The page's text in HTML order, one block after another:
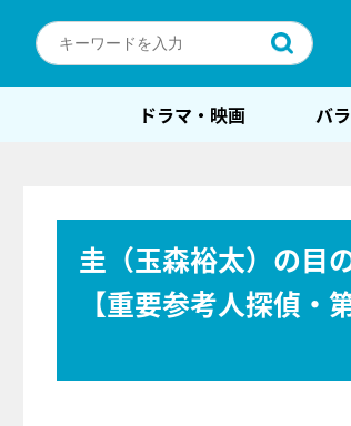
ドラマ・映画 バ
圭（玉森裕太）の目
【重要参考人探偵・